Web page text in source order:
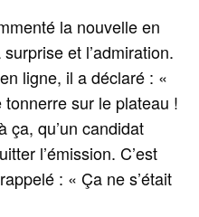
la nouvelle en
et l’admiration.
ligne, il a déclaré : «
tonnerre sur le plateau !
ça, qu’un candidat
l’émission. C’est
: « Ça ne s’était